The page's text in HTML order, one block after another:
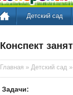
Детский сад
Конспект
Главная » Детский сад »
Задачи: